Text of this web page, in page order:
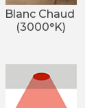
Blanc Chaud
(3000°K)